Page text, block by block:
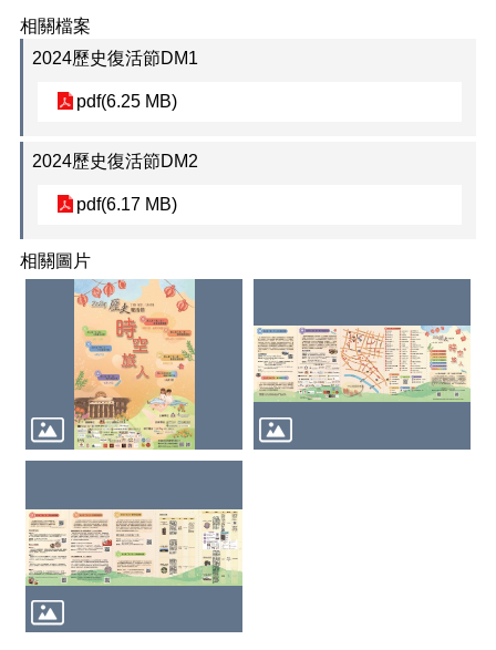
所
網
站
檔
案
明
開
放
告
隱
私
相關檔案
2024歷史復活節DM1
pdf(6.25 MB)
2024歷史復活節DM2
pdf(6.17 MB)
相關圖片